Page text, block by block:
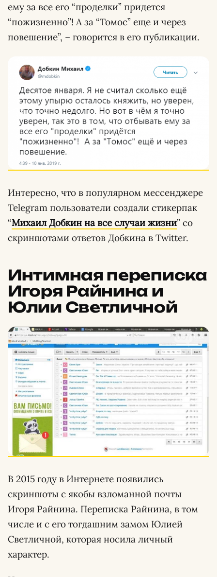
ему за все его “проделки” придется
“пожизненно”! А за “Томос” еще и через
повешение”, – говорится в его публикации.
Интересно, что в популярном мессенджере
Telegram пользователи создали стикерпак
“Михаил Добкин на все случаи жизни” со
скриншотами ответов Добкина в Twitter.
Интимная переписка
Игоря Райнина и
Юлии Светличной
В 2015 году в Интернете появились
скриншоты с якобы взломанной почты
Игоря Райнина. Переписка Райнина, в том
числе и с его тогдашним замом Юлией
Светличной, которая носила личный
характер.